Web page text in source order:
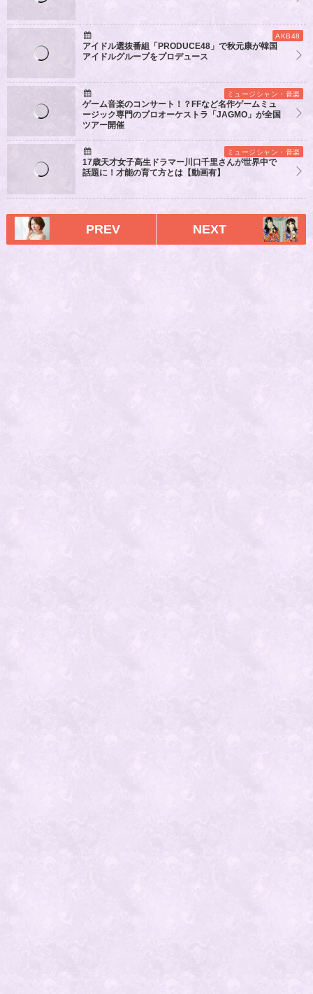
AKB48
アイドル選抜番組「PRODUCE48」で秋元康が韓国
アイドルグループをプロデュース
ミュージシャン・音楽
ゲーム音楽のコンサート！？FFなど名作ゲームミュ
ージック専門のプロオーケストラ「JAGMO」が全国
ツアー開催
ミュージシャン・音楽
17歳天才女子高生ドラマー川口千里さんが世界中で
話題に！才能の育て方とは【動画有】
PREV NEXT